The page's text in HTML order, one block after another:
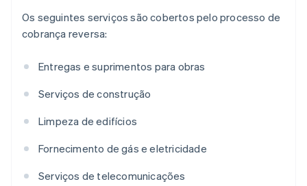
Os seguintes serviços são cobertos pelo processo de
cobrança reversa:
Entregas e suprimentos para obras
Serviços de construção
Limpeza de edifícios
Fornecimento de gás e eletricidade
Serviços de telecomunicações